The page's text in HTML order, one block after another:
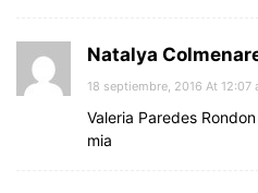
Natalya
18 septiembre, 2016 At 12:07
Valeria Paredes
mia